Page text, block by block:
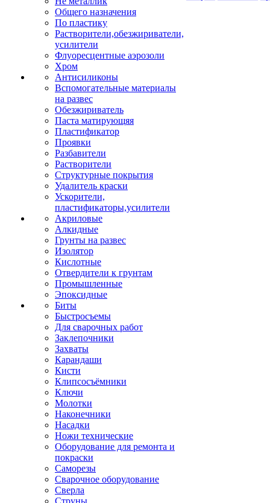
Общего назначения
По пластику
Растворители,обезжириватели,
усилители
Флуоресцентные аэрозоли
Хром
Антисиликоны
Вспомогательные материалы
на развес
Обезжириватель
Паста матирующяя
Пластификатор
Проявки
Разбавители
Растворители
Структурные покрытия
Удалитель краски
Ускорители,
пластификаторы,усилители
Акриловые
Алкидные
Грунты на развес
Изолятор
Кислотные
Отвердители к грунтам
Промышленные
Эпоксидные
Биты
Быстросъемы
Для сварочных работ
Заклепочники
Захваты
Карандаши
Кисти
Клипсосъёмники
Ключи
Молотки
Наконечники
Насадки
Ножи технические
Оборудование для ремонта и
покраски
Саморезы
Сварочное оборудование
Сверла
Струны